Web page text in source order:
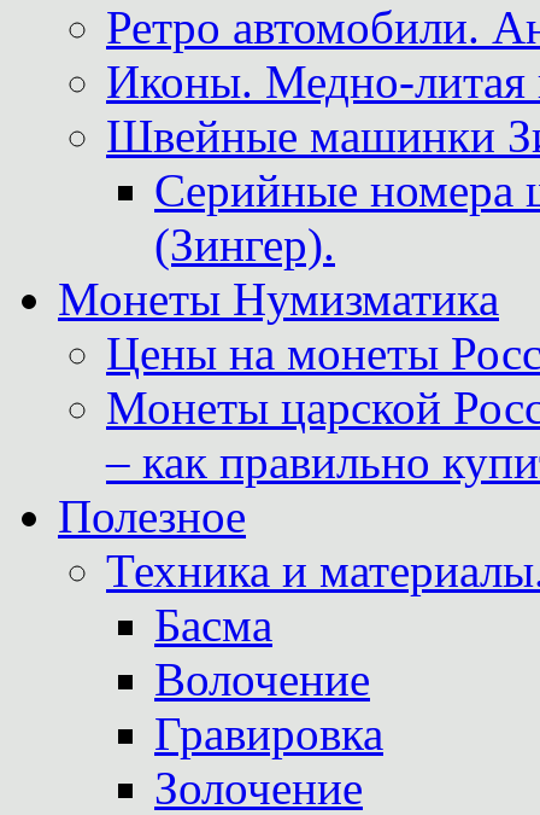
Ретро автомобили.
Иконы. Медно-литая
Швейные машинки
Серийные
(Зингер).
Монеты Нумизматика
Цены на монеты
Монеты царской
– как правильно
Полезное
Техника и
Басма
Волочение
Гравировка
Золочение